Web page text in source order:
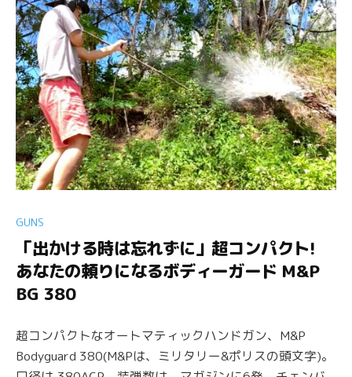
GUNS
「出かける時は忘れずに」超コンパクト!
あなたの頼りになるボディーガード M&P
BG 380
超コンパクトなオートマティックハンドガン、M&P
Bodyguard 380(M&Pは、ミリタリー&ポリスの頭文字)。